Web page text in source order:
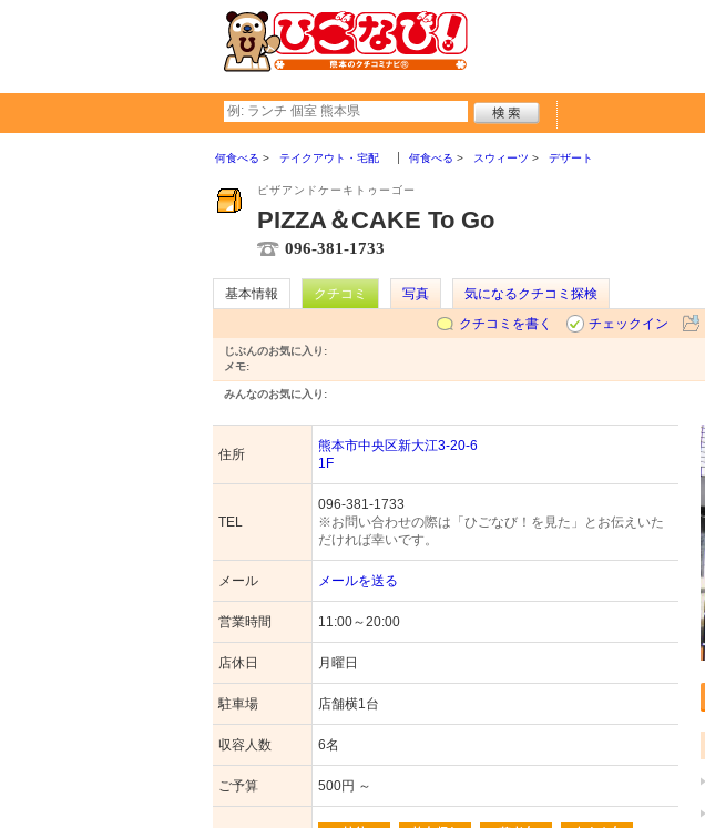
何食べる テイクアウト・宅配 何食べる スウィーツ デザート
ピザアンドケーキトゥーゴー
PIZZA＆CAKE To Go
096-381-1733
基本情報 クチコミ 写真
気になるクチコミ探検
クチコミを書く
チェックイン
じぶんのお気に入り:
メモ:
みんなのお気に入り:
住所
熊本市中央区新大江3-20-6
1F
TEL
096-381-1733
※お問い合わせの際は「ひごなび！を見た」とお伝えいた
だければ幸いです。
メール メールを送る
営業時間 11:00～20:00
店休日 月曜日
駐車場 店舗横1台
収容人数 6名
ご予算 500円 ～